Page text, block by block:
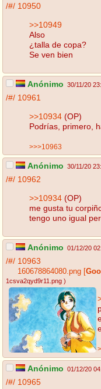
/#/ 10950
>>10949
Also
¿talla de copa?
Se ven bien
Anónimo 30/11/20
/#/ 10961
>>10934 (OP)
Podrías, primero,
>>>10963
Anónimo 30/11/20
/#/ 10962
>>10934 (OP)
me gusta tu
tengo uno igual
Anónimo 01/12/20
/#/ 10963
160678864080.png
1csva2qyd9r11.png )
Anónimo 01/12/20
/#/ 10965